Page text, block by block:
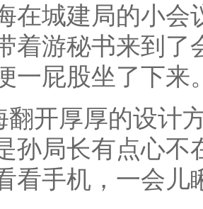
在城建局的小会
着游秘书来到了
一屁股坐了下来
翻开厚厚的设计
孙局长有点心不
看手机，一会儿